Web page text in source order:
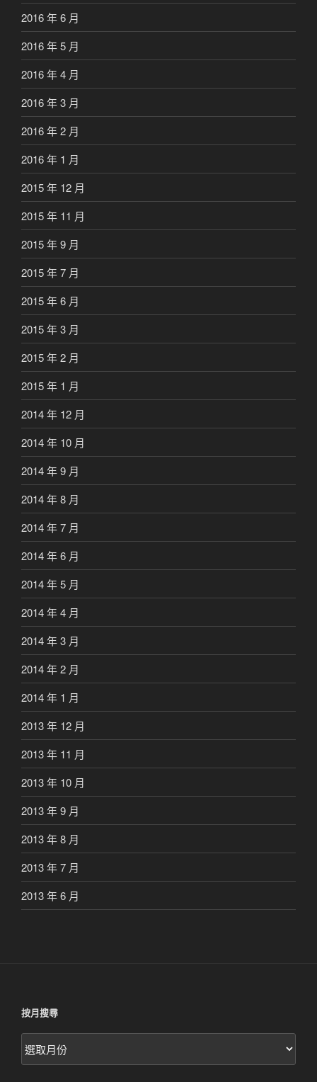
2016 年 6 月
2016 年 5 月
2016 年 4 月
2016 年 3 月
2016 年 2 月
2016 年 1 月
2015 年 12 月
2015 年 11 月
2015 年 9 月
2015 年 7 月
2015 年 6 月
2015 年 3 月
2015 年 2 月
2015 年 1 月
2014 年 12 月
2014 年 10 月
2014 年 9 月
2014 年 8 月
2014 年 7 月
2014 年 6 月
2014 年 5 月
2014 年 4 月
2014 年 3 月
2014 年 2 月
2014 年 1 月
2013 年 12 月
2013 年 11 月
2013 年 10 月
2013 年 9 月
2013 年 8 月
2013 年 7 月
2013 年 6 月
按月搜尋
按
月